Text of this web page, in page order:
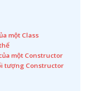
một Class
một Constructor
tượng Constructor